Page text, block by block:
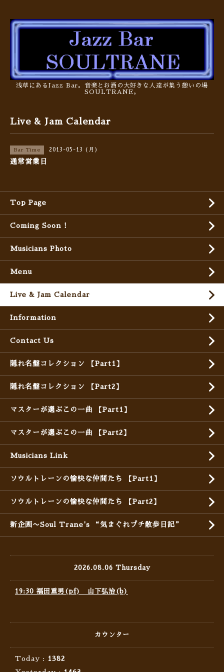
浅草にあるJazz Bar。音楽とお酒の大好きな人達が集う憩いの場
SOULTRANE。
Live & Jam Calendar
Bar Time 2013-05-13 (月)
通常営業日
Top Page
Coming Soon !
Musicians Photo
Menu
Live & Jam Calendar
Information
Contact Us
隠れ名盤コレクション 【Part1】
隠れ名盤コレクション 【Part2】
マスターが選ぶこの一曲 【Part1】
マスターが選ぶこの一曲 【Part2】
Musicians Link
ソウルトレーンの愉快な仲間たち 【Part1】
ソウルトレーンの愉快な仲間たち 【Part2】
新企画〜Soul Trane's “気まぐれプチ散歩日記”
2026.08.06 Thursday
19:30 福田重男(pf) 山下弘治(b)
カウンター
Today :
1382